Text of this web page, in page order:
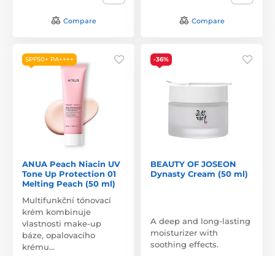
Compare Compare
SPF50+ PA++++
ANUA Peach Niacin UV
Tone Up Protection 01
Melting Peach (50 ml)
Multifunkční tónovací
krém kombinuje
vlastnosti make-up
báze, opalovacího
krému…
-36%
BEAUTY OF JOSEON
Dynasty Cream (50 ml)
A deep and long-lasting
moisturizer with
soothing effects.